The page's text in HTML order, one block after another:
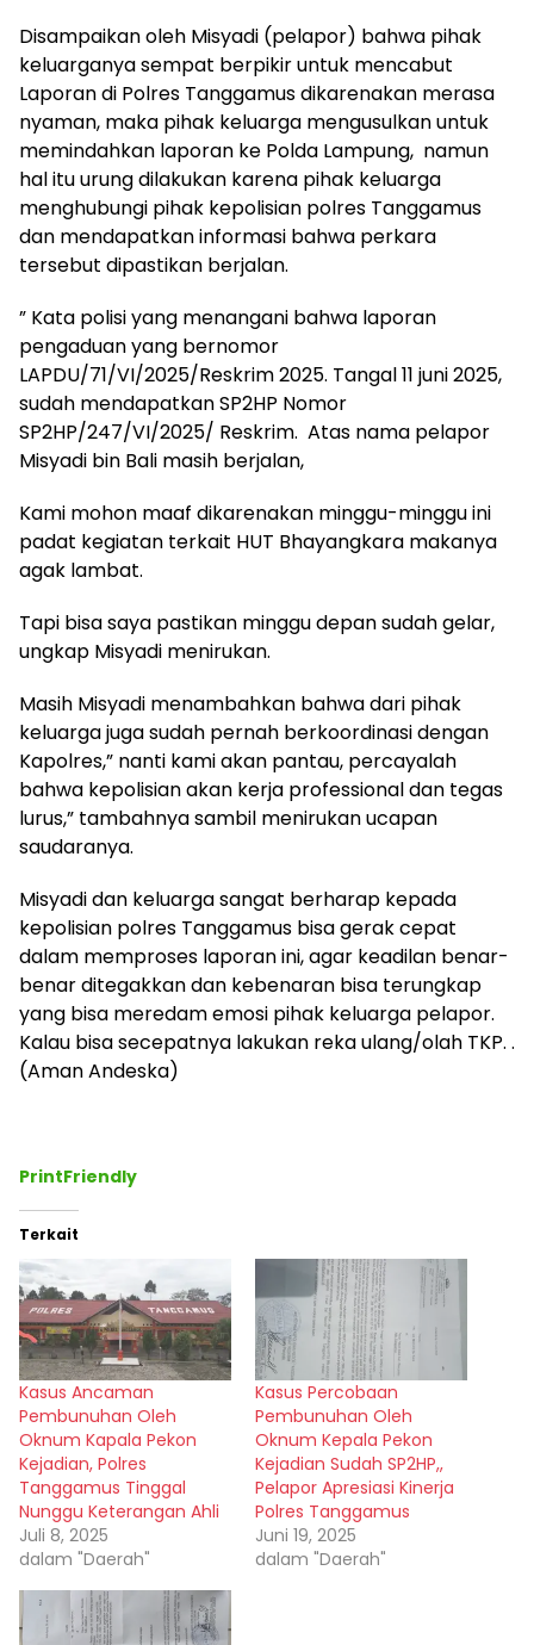
Disampaikan oleh Misyadi (pelapor) bahwa pihak
keluarganya sempat berpikir untuk mencabut
Laporan di Polres Tanggamus dikarenakan merasa
nyaman, maka pihak keluarga mengusulkan untuk
memindahkan laporan ke Polda Lampung, namun
hal itu urung dilakukan karena pihak keluarga
menghubungi pihak kepolisian polres Tanggamus
dan mendapatkan informasi bahwa perkara
tersebut dipastikan berjalan.
” Kata polisi yang menangani bahwa laporan
pengaduan yang bernomor
LAPDU/71/VI/2025/Reskrim 2025. Tangal 11 juni 2025,
sudah mendapatkan SP2HP Nomor
SP2HP/247/VI/2025/ Reskrim. Atas nama pelapor
Misyadi bin Bali masih berjalan,
Kami mohon maaf dikarenakan minggu-minggu ini
padat kegiatan terkait HUT Bhayangkara makanya
agak lambat.
Tapi bisa saya pastikan minggu depan sudah gelar,
ungkap Misyadi menirukan.
Masih Misyadi menambahkan bahwa dari pihak
keluarga juga sudah pernah berkoordinasi dengan
Kapolres,” nanti kami akan pantau, percayalah
bahwa kepolisian akan kerja professional dan tegas
lurus,” tambahnya sambil menirukan ucapan
saudaranya.
Misyadi dan keluarga sangat berharap kepada
kepolisian polres Tanggamus bisa gerak cepat
dalam memproses laporan ini, agar keadilan benar-
benar ditegakkan dan kebenaran bisa terungkap
yang bisa meredam emosi pihak keluarga pelapor.
Kalau bisa secepatnya lakukan reka ulang/olah TKP. .
(Aman Andeska)
PrintFriendly
Terkait
Kasus Ancaman
Pembunuhan Oleh
Oknum Kapala Pekon
Kejadian, Polres
Tanggamus Tinggal
Nunggu Keterangan Ahli
Juli 8, 2025
dalam "Daerah"
Kasus Percobaan
Pembunuhan Oleh
Oknum Kepala Pekon
Kejadian Sudah SP2HP,,
Pelapor Apresiasi Kinerja
Polres Tanggamus
Juni 19, 2025
dalam "Daerah"